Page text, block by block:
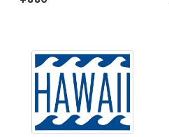
アメリカンステッカー スー